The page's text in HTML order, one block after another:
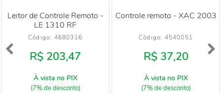
Leitor de Controle Remoto -
LE 1310 RF
Código: 4680316
R$ 203,47
À vista no PIX
(7% de desconto)
Controle remoto - XAC 2003
Código: 4540051
R$ 37,20
À vista no PIX
(7% de desconto)